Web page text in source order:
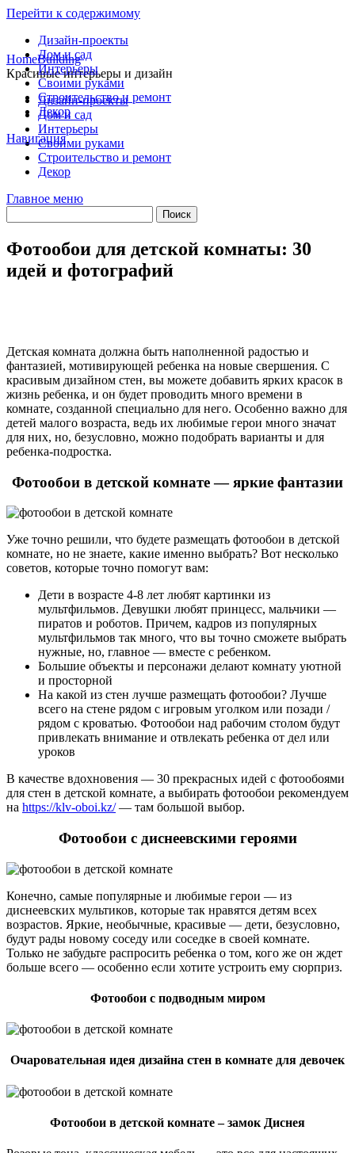
Перейти к содержимому
Дизайн-проекты
Дом и сад
Интерьеры
Своими руками
Строительство и ремонт
Декор
Навигация
HomeBuilding
Красивые интерьеры и дизайн
Дизайн-проекты
Дом и сад
Интерьеры
Своими руками
Строительство и ремонт
Декор
Главное меню
Фотообои для детской комнаты: 30
идей и фотографий
Детская комната должна быть наполненной радостью и
фантазией, мотивирующей ребенка на новые свершения. С
красивым дизайном стен, вы можете добавить ярких красок в
жизнь ребенка, и он будет проводить много времени в
комнате, созданной специально для него. Особенно важно для
детей малого возраста, ведь их любимые герои много значат
для них, но, безусловно, можно подобрать варианты и для
ребенка-подростка.
Фотообои в детской комнате — яркие фантазии
Уже точно решили, что будете размещать фотообои в детской
комнате, но не знаете, какие именно выбрать? Вот несколько
советов, которые точно помогут вам:
Дети в возрасте 4-8 лет любят картинки из
мультфильмов. Девушки любят принцесс, мальчики —
пиратов и роботов. Причем, кадров из популярных
мультфильмов так много, что вы точно сможете выбрать
нужные, но, главное — вместе с ребенком.
Большие объекты и персонажи делают комнату уютной
и просторной
На какой из стен лучше размещать фотообои? Лучше
всего на стене рядом с игровым уголком или позади /
рядом с кроватью. Фотообои над рабочим столом будут
привлекать внимание и отвлекать ребенка от дел или
уроков
В качестве вдохновения — 30 прекрасных идей с фотообоями
для стен в детской комнате, а выбирать фотообои рекомендуем
на https://klv-oboi.kz/— там большой выбор.
Фотообои с диснеевскими героями
Конечно, самые популярные и любимые герои — из
диснеевских мультиков, которые так нравятся детям всех
возрастов. Яркие, необычные, красивые — дети, безусловно,
будут рады новому соседу или соседке в своей комнате.
Только не забудьте распросить ребенка о том, кого же он ждет
больше всего — особенно если хотите устроить ему сюрприз.
Фотообои с подводным миром
Очаровательная идея дизайна стен в комнате для девочек
Фотообои в детской комнате – замок Диснея